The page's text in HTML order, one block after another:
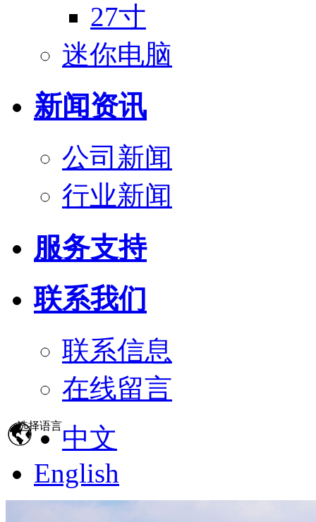
27寸
迷你电脑
新闻资讯
公司新闻
行业新闻
服务支持
联系我们
联系信息
在线留言
选择语言中文
English